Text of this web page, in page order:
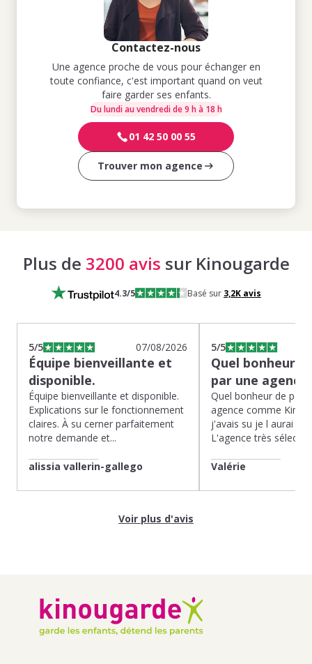
Contactez-nous
Une agence proche de vous pour échanger en
toute confiance, c'est important quand on veut
faire garder ses enfants.
Du lundi au vendredi de 9 h à 18 h
01 42 50 00 55
Trouver mon agence
Plus de 3200 avis sur Kinougarde
4.3/5 Basé sur 3,2Kavis
5/5 07/08/2026
Équipe bienveillante et
disponible.
Équipe bienveillante et disponible.
Explications sur le fonctionnement
claires. À su cerner parfaitement
notre demande et...
alissia vallerin-gallego
5/5
Quel bonheur
par une
Quel bonheur de
agence comme
j'avais su je l aurai
L'agence très
Valérie
Voir plus d'avis